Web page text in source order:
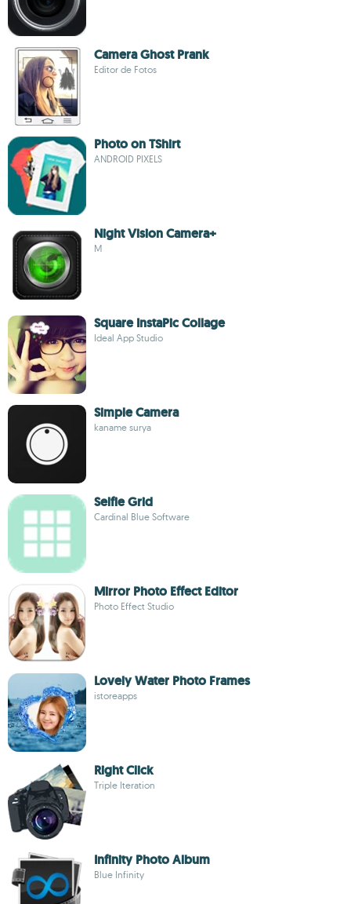
Camera Ghost Prank
Editor de Fotos
Photo on TShirt
ANDROID PIXELS
Night Vision Camera+
M
Square InstaPic Collage
Ideal App Studio
Simple Camera
kaname surya
Selfie Grid
Cardinal Blue Software
Mirror Photo Effect Editor
Photo Effect Studio
Lovely Water Photo Frames
istoreapps
Right Click
Triple Iteration
Infinity Photo Album
Blue Infinity